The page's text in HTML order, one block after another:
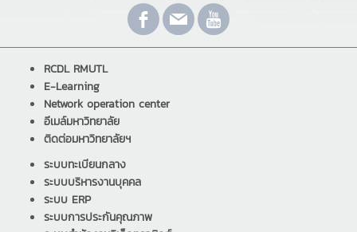
RCDL RMUTL
E-Learning
Network operation center
อีเมล์มหาวิทยาลัย
ติดต่อมหาวิทยาลัยฯ
ระบบทะเบียนกลาง
ระบบบริหารงานบุคคล
ระบบ ERP
ระบบการประกันคุณภาพ